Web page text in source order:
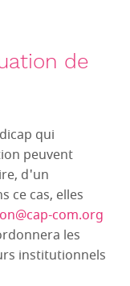
de
qui
peuvent
d'un
ce cas, elles
com.org
les
institutionnels